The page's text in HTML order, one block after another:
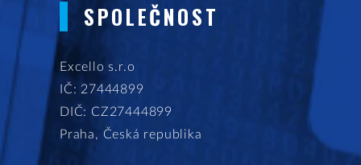
SPOLEČNOST
Excello s.r.o
IČ: 27444899
DIČ: CZ27444899
Praha, Česká republika